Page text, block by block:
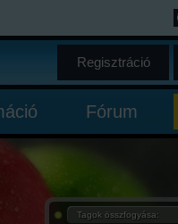
Regisztráció
Fórum
Tagok összfogyása: